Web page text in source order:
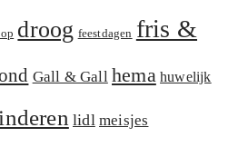
droog feestdagen fris &
Gall & Gall hema huwelijk
lidl meisjes